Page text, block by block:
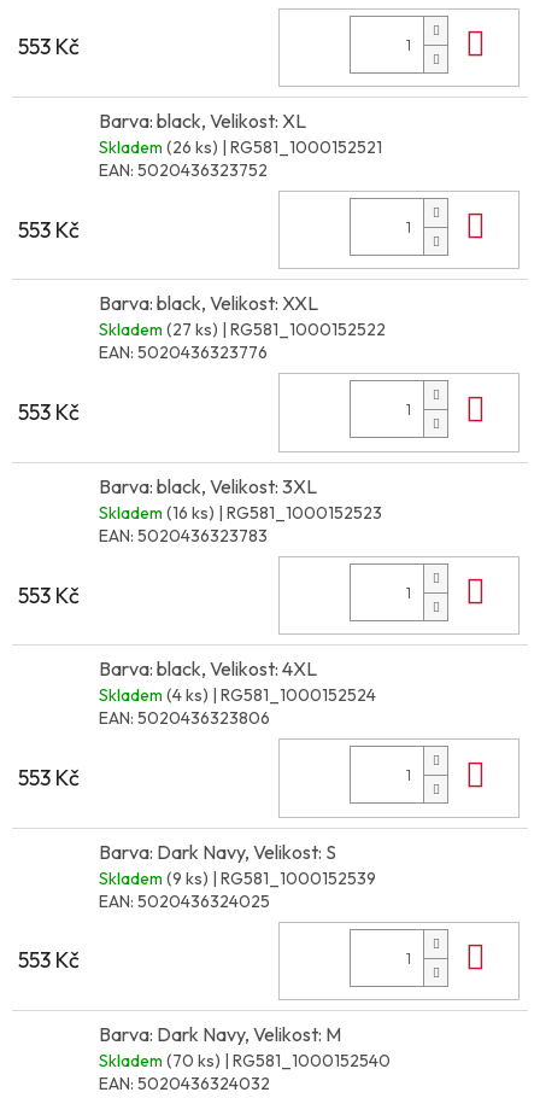
553 Kč
Barva: black, Velikost: XL
Skladem (26 ks) | RG581_1000152521
EAN: 5020436323752
553 Kč
Barva: black, Velikost: XXL
Skladem (27 ks) | RG581_1000152522
EAN: 5020436323776
553 Kč
Barva: black, Velikost: 3XL
Skladem (16 ks) | RG581_1000152523
EAN: 5020436323783
553 Kč
Barva: black, Velikost: 4XL
Skladem (4 ks) | RG581_1000152524
EAN: 5020436323806
553 Kč
Barva: Dark Navy, Velikost: S
Skladem (9 ks) | RG581_1000152539
EAN: 5020436324025
553 Kč
Barva: Dark Navy, Velikost: M
Skladem (70 ks) | RG581_1000152540
EAN: 5020436324032